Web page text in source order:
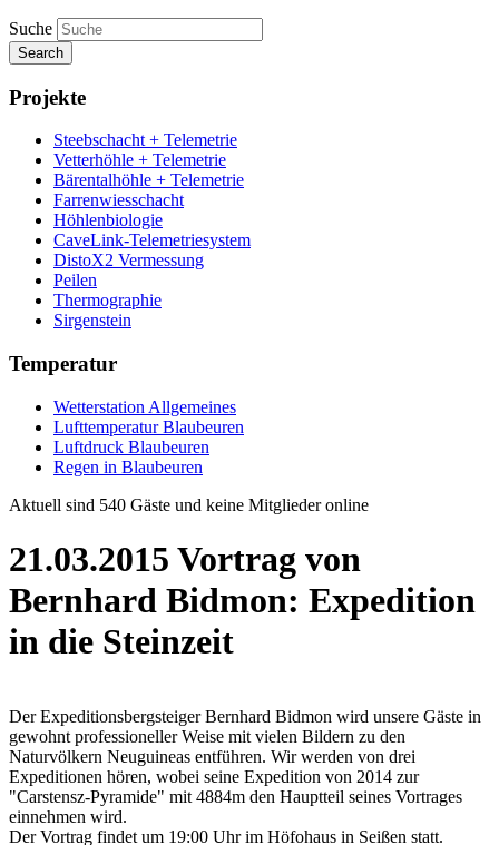
Suche
Search
Projekte
Steebschacht + Telemetrie
Vetterhöhle + Telemetrie
Bärentalhöhle + Telemetrie
Farrenwiesschacht
Höhlenbiologie
CaveLink-Telemetriesystem
DistoX2 Vermessung
Peilen
Thermographie
Sirgenstein
Temperatur
Wetterstation Allgemeines
Lufttemperatur Blaubeuren
Luftdruck Blaubeuren
Regen in Blaubeuren
Aktuell sind 540 Gäste und keine Mitglieder online
21.03.2015 Vortrag von
Bernhard Bidmon: Expedition
in die Steinzeit
Der Expeditionsbergsteiger Bernhard Bidmon wird unsere Gäste in
gewohnt professioneller Weise mit vielen Bildern zu den
Naturvölkern Neuguineas entführen. Wir werden von drei
Expeditionen hören, wobei seine Expedition von 2014 zur
"Carstensz-Pyramide" mit 4884m den Hauptteil seines Vortrages
einnehmen wird.
Der Vortrag findet um 19:00 Uhr im Höfohaus in Seißen statt.